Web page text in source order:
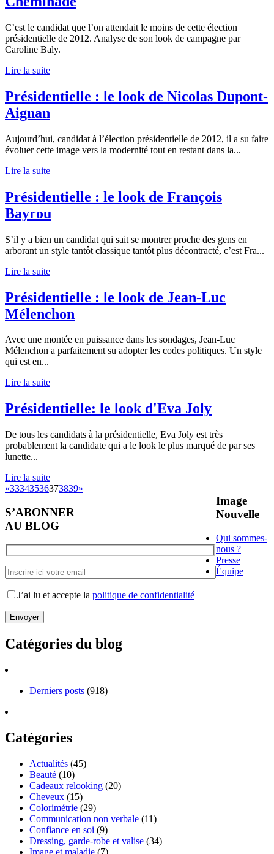
C’est le candidat que l’on attendait le moins de cette élection
présidentielle de 2012. Analyse de son look de campagne par
Caroline Baly.
Lire la suite
Présidentielle : le look de Nicolas Dupont-
Aignan
Aujourd’hui, candidat à l’élection présidentielle de 2012, il a su faire
évoluer cette image vers la modernité tout en restant dans la...
Lire la suite
Présidentielle : le look de François
Bayrou
S’il y a bien un candidat qui sait se montrer proche des gens en
arborant un style tantôt classique tantôt plus décontracté, c’est Fra...
Lire la suite
Présidentielle : le look de Jean-Luc
Mélenchon
Avec une montée en puissance dans les sondages, Jean-Luc
Mélenchon a parfaitement su adopter les codes politiques. Un style
qui est en...
Lire la suite
Présidentielle: le look d'Eva Joly
De tous les candidats à la présidentielle, Eva Joly est très
probablement la candidate qui a le look le plus marqué de par ses
lunette...
Lire la suite
«33343536373839»
S’ABONNER
AU BLOG
J’ai lu et accepte la politique de confidentialité
Catégories du blog
Derniers posts (918)
Catégories
Actualités (45)
Beauté (10)
Cadeaux relooking (20)
Cheveux (15)
Colorimétrie (29)
Communication non verbale (11)
Confiance en soi (9)
Dressing, garde-robe et valise (34)
Image et maladie (7)
Image
Nouvelle
Qui sommes-
nous ?
Presse
Équipe